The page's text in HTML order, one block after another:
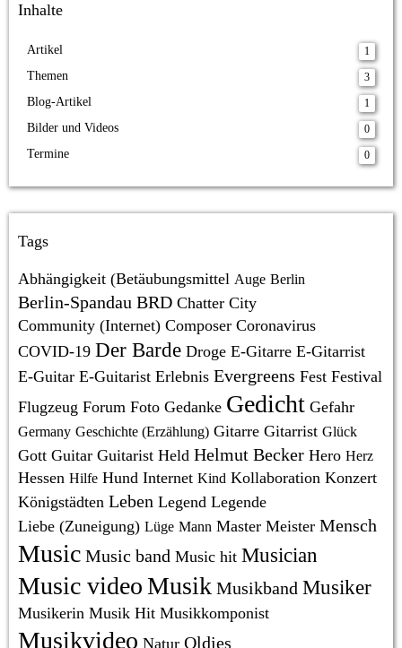
Inhalte
Artikel 1
Themen 3
Blog-Artikel 1
Bilder und Videos 0
Termine 0
Tags
Abhängigkeit (Betäubungsmittel Auge Berlin
Berlin-Spandau BRD Chatter City
Community (Internet) Composer Coronavirus
COVID-19 Der Barde Droge E-Gitarre E-Gitarrist
E-Guitar E-Guitarist Erlebnis Evergreens Fest Festival
Flugzeug Forum Foto Gedanke Gedicht Gefahr
Germany Geschichte (Erzählung) Gitarre Gitarrist Glück
Gott Guitar Guitarist Held Helmut Becker Hero Herz
Hessen Hilfe Hund Internet Kind Kollaboration Konzert
Königstädten Leben Legend Legende
Liebe (Zuneigung) Lüge Mann Master Meister Mensch
Music Music band Music hit Musician
Music videoMusik Musikband Musiker
Musikerin Musik Hit Musikkomponist
Musikvideo Natur Oldies